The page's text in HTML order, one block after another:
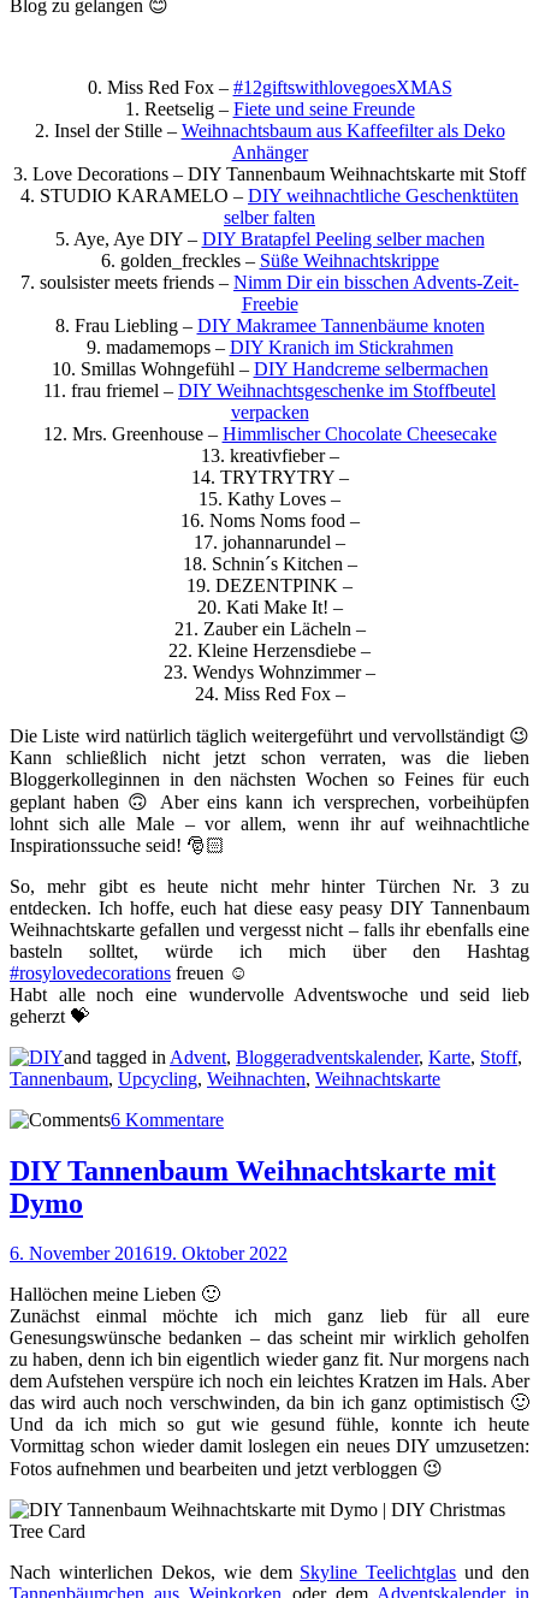
Blog zu gelangen 😊
0. Miss Red Fox – #12giftswithlovegoesXMAS
1. Reetselig – Fiete und seine Freunde
2. Insel der Stille – Weihnachtsbaum aus Kaffeefilter als Deko
Anhänger
3. Love Decorations – DIY Tannenbaum Weihnachtskarte mit Stoff
4. STUDIO KARAMELO – DIY weihnachtliche Geschenktüten
selber falten
5. Aye, Aye DIY – DIY Bratapfel Peeling selber machen
6. golden_freckles – Süße Weihnachtskrippe
7. soulsister meets friends – Nimm Dir ein bisschen Advents-Zeit-
Freebie
8. Frau Liebling – DIY Makramee Tannenbäume knoten
9. madamemops – DIY Kranich im Stickrahmen
10. Smillas Wohngefühl – DIY Handcreme selbermachen
11. frau friemel – DIY Weihnachtsgeschenke im Stoffbeutel
verpacken
12. Mrs. Greenhouse – Himmlischer Chocolate Cheesecake
13. kreativfieber –
14. TRYTRYTRY –
15. Kathy Loves –
16. Noms Noms food –
17. johannarundel –
18. Schnin´s Kitchen –
19. DEZENTPINK –
20. Kati Make It! –
21. Zauber ein Lächeln –
22. Kleine Herzensdiebe –
23. Wendys Wohnzimmer –
24. Miss Red Fox –
Die Liste wird natürlich täglich weitergeführt und vervollständigt 😉
Kann schließlich nicht jetzt schon verraten, was die lieben
Bloggerkolleginnen in den nächsten Wochen so Feines für euch
geplant haben 🙃 Aber eins kann ich versprechen, vorbeihüpfen
lohnt sich alle Male – vor allem, wenn ihr auf weihnachtliche
Inspirationssuche seid! 🎅🏻
So, mehr gibt es heute nicht mehr hinter Türchen Nr. 3 zu
entdecken. Ich hoffe, euch hat diese easy peasy DIY Tannenbaum
Weihnachtskarte gefallen und vergesst nicht – falls ihr ebenfalls eine
basteln solltet, würde ich mich über den Hashtag
#rosylovedecorations freuen ☺️
Habt alle noch eine wundervolle Adventswoche und seid lieb
geherzt 💝
and tagged in Advent, Bloggeradventskalender, Karte, Stoff,
Tannenbaum, Upcycling, Weihnachten, Weihnachtskarte
6 Kommentare
DIY Tannenbaum Weihnachtskarte mit
Dymo
6. November 201619. Oktober 2022
Hallöchen meine Lieben 🙂
Zunächst einmal möchte ich mich ganz lieb für all eure
Genesungswünsche bedanken – das scheint mir wirklich geholfen
zu haben, denn ich bin eigentlich wieder ganz fit. Nur morgens nach
dem Aufstehen verspüre ich noch ein leichtes Kratzen im Hals. Aber
das wird auch noch verschwinden, da bin ich ganz optimistisch 🙂
Und da ich mich so gut wie gesund fühle, konnte ich heute
Vormittag schon wieder damit loslegen ein neues DIY umzusetzen:
Fotos aufnehmen und bearbeiten und jetzt verbloggen 😉
Nach winterlichen Dekos, wie dem Skyline Teelichtglas und den